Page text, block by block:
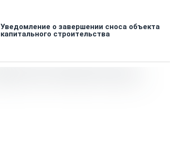
Уведомление о завершении сноса объекта
капитального строительства